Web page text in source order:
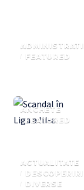
FEATURED
ANCHETE
FEATURED
ACTUALITATE
DESCOPERIRI
DIVERSE